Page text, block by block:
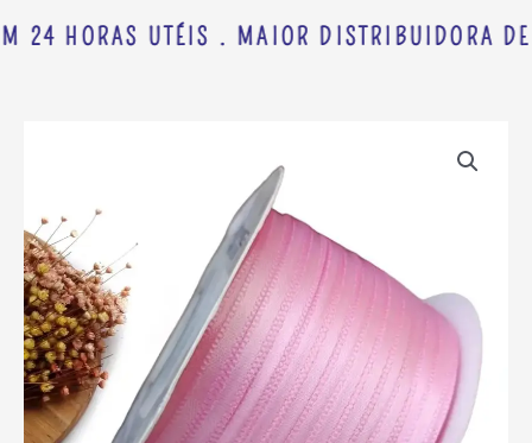
24 HORAS UTÉIS . MAIOR DISTRIBUIDORA
4MM
ROSA
-
METRO
quantidade